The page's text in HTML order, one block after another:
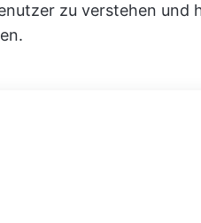
zu verstehen und